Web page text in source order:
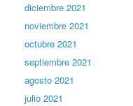
diciembre 2021
noviembre 2021
octubre 2021
septiembre 2021
agosto 2021
julio 2021